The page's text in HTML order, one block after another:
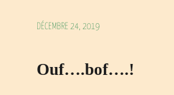
DÉCEMBRE 24, 2019
Ouf….bof….!